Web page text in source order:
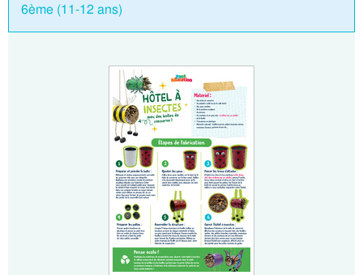
6ème (11-12 ans)